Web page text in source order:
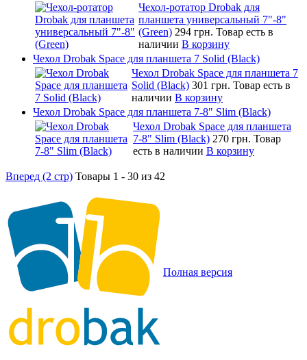
Чехол-ротатор Drobak для
планшета универсальный 7"-8"
(Green) 294 грн. Товар есть в
наличии В корзину
Чехол Drobak Space для планшета 7 Solid (Black)
Чехол Drobak Space для планшета 7
Solid (Black) 301 грн. Товар есть в
наличии В корзину
Чехол Drobak Space для планшета 7-8" Slim (Black)
Чехол Drobak Space для планшета
7-8" Slim (Black) 270 грн. Товар
есть в наличии В корзину
Вперед (2 стр) Товары 1 - 30 из 42
Полная версия